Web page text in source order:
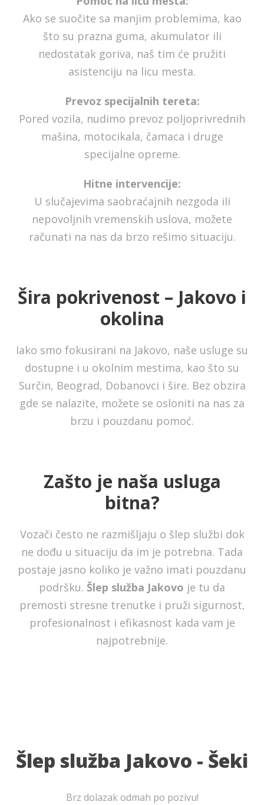
Ako se suočite sa manjim problemima, kao
što su prazna guma, akumulator ili
nedostatak goriva, naš tim će pružiti
asistenciju na licu mesta.
Prevoz specijalnih tereta:
Pored vozila, nudimo prevoz poljoprivrednih
mašina, motocikala, čamaca i druge
specijalne opreme.
Hitne intervencije:
U slučajevima saobraćajnih nezgoda ili
nepovoljnih vremenskih uslova, možete
računati na nas da brzo rešimo situaciju.
Šira pokrivenost – Jakovo i
okolina
Iako smo fokusirani na Jakovo, naše usluge su
dostupne i u okolnim mestima, kao što su
Surčin, Beograd, Dobanovci i šire. Bez obzira
gde se nalazite, možete se osloniti na nas za
brzu i pouzdanu pomoć.
Zašto je naša usluga
bitna?
Vozači često ne razmišljaju o šlep službi dok
ne dođu u situaciju da im je potrebna. Tada
postaje jasno koliko je važno imati pouzdanu
podršku. Šlep služba Jakovo je tu da
premosti stresne trenutke i pruži sigurnost,
profesionalnost i efikasnost kada vam je
najpotrebnije.
Šlep služba Jakovo - Šeki
Brz dolazak odmah po pozivu!